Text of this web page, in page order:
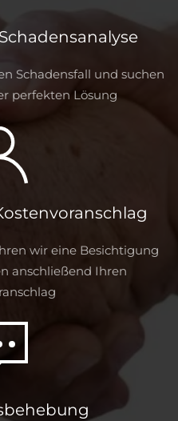
Schadensfall und suchen
perfekten Lösung
wir eine Besichtigung
anschließend Ihren